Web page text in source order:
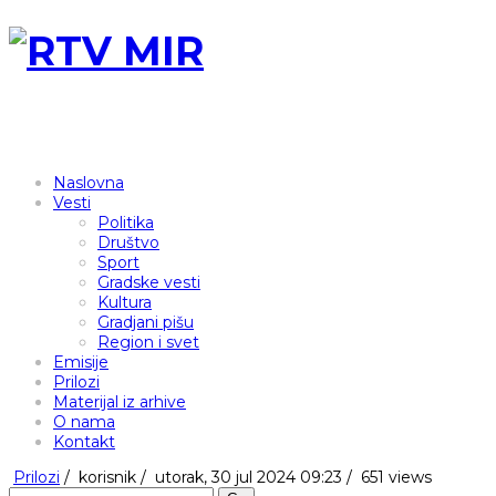
Naslovna
Vesti
Politika
Društvo
Sport
Gradske vesti
Kultura
Gradjani pišu
Region i svet
Emisije
Prilozi
Materijal iz arhive
O nama
Kontakt
Prilozi / korisnik / utorak, 30 jul 2024 09:23 / 651 views